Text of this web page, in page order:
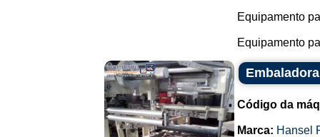
Equipamento
Equipamento
Código da
Marca: Hansel